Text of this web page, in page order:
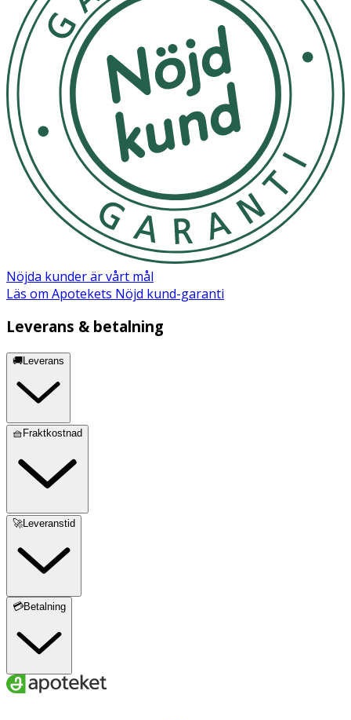
gången.
- Tvätta i 40 °C (fintvätt) med liknande färger.
- Torktumla på låg temperatur eller häng upp på tork.
- Bör ej strykas, kemtvättas eller tvättas med blekmedel
eller sköljmedel.
- Förvaras torrt och i rumstemperatur.
Material
Kalsong: 95% Bomull, 5% Elastan. Absorberande Kärna:
51% Viskos, 49% Polypropylen / 29% Bomull, 23% Viskos,
22% Polyester, 13% Polypropylen, 13% Lyocell
Nöjda kunder är vårt mål
Läs om Apotekets Nöjd kund-garanti
Leverans & betalning
🚚Leverans
🧺Fraktkostnad
🚀Leveranstid
💳Betalning